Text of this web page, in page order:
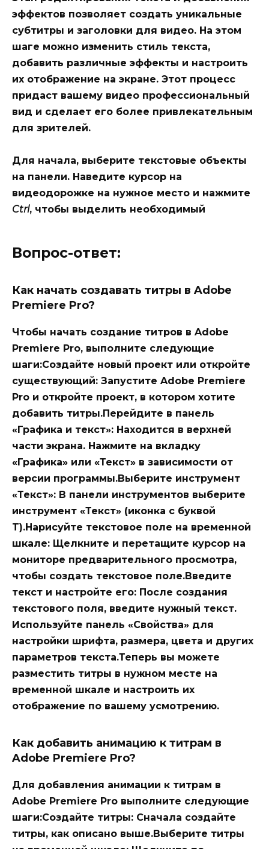
эффектов позволяет создать уникальные
субтитры и заголовки для видео. На этом
шаге можно изменить стиль текста,
добавить различные эффекты и настроить
их отображение на экране. Этот процесс
придаст вашему видео профессиональный
вид и сделает его более привлекательным
для зрителей.
Для начала, выберите текстовые объекты
на панели. Наведите курсор на
видеодорожке на нужное место и нажмите
Ctrl, чтобы выделить необходимый
Вопрос-ответ:
Как начать создавать титры в Adobe
Premiere Pro?
Чтобы начать создание титров в Adobe
Premiere Pro, выполните следующие
шаги:Создайте новый проект или откройте
существующий: Запустите Adobe Premiere
Pro и откройте проект, в котором хотите
добавить титры.Перейдите в панель
«Графика и текст»: Находится в верхней
части экрана. Нажмите на вкладку
«Графика» или «Текст» в зависимости от
версии программы.Выберите инструмент
«Текст»: В панели инструментов выберите
инструмент «Текст» (иконка с буквой
T).Нарисуйте текстовое поле на временной
шкале: Щелкните и перетащите курсор на
мониторе предварительного просмотра,
чтобы создать текстовое поле.Введите
текст и настройте его: После создания
текстового поля, введите нужный текст.
Используйте панель «Свойства» для
настройки шрифта, размера, цвета и других
параметров текста.Теперь вы можете
разместить титры в нужном месте на
временной шкале и настроить их
отображение по вашему усмотрению.
Как добавить анимацию к титрам в
Adobe Premiere Pro?
Для добавления анимации к титрам в
Adobe Premiere Pro выполните следующие
шаги:Создайте титры: Сначала создайте
титры, как описано выше.Выберите титры